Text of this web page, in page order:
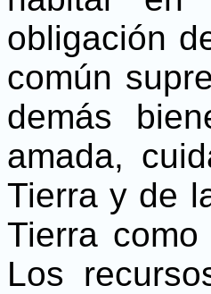
obligación
común
demás
amada,
Tierra y de
Tierra
Los